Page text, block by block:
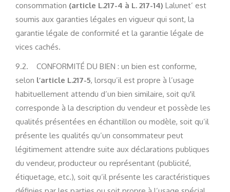
consommation (article L.217-4 à L. 217-14) Lalunet’ est
soumis aux garanties légales en vigueur qui sont, la
garantie légale de conformité et la garantie légale de
vices cachés.
9.2. CONFORMITÉ DU BIEN : un bien est conforme,
selon l’article L.217-5, lorsqu’il est propre à l’usage
habituellement attendu d’un bien similaire, soit qu'il
corresponde à la description du vendeur et possède les
qualités présentées en échantillon ou modèle, soit qu’il
présente les qualités qu’un consommateur peut
légitimement attendre suite aux déclarations publiques
du vendeur, producteur ou représentant (publicité,
étiquetage, etc.), soit qu’il présente les caractéristiques